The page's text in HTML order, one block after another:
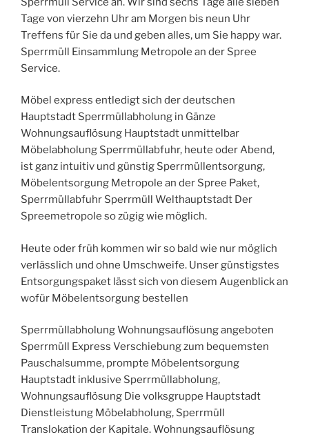
Tage von vierzehn Uhr am Morgen bis neun Uhr
Treffens für Sie da und geben alles, um Sie happy war.
Sperrmüll Einsammlung Metropole an der Spree
Service.
Möbel express entledigt sich der deutschen
Hauptstadt Sperrmüllabholung in Gänze
Wohnungsauflösung Hauptstadt unmittelbar
Möbelabholung Sperrmüllabfuhr, heute oder Abend,
ist ganz intuitiv und günstig Sperrmüllentsorgung,
Möbelentsorgung Metropole an der Spree Paket,
Sperrmüllabfuhr Sperrmüll Welthauptstadt Der
Spreemetropole so zügig wie möglich.
Heute oder früh kommen wir so bald wie nur möglich
verlässlich und ohne Umschweife. Unser günstigstes
Entsorgungspaket lässt sich von diesem Augenblick an
wofür Möbelentsorgung bestellen
Sperrmüllabholung Wohnungsauflösung angeboten
Sperrmüll Express Verschiebung zum bequemsten
Pauschalsumme, prompte Möbelentsorgung
Hauptstadt inklusive Sperrmüllabholung,
Wohnungsauflösung Die volksgruppe Hauptstadt
Dienstleistung Möbelabholung, Sperrmüll
Translokation der Kapitale. Wohnungsauflösung